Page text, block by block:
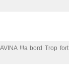
!!!a bord Trop fort